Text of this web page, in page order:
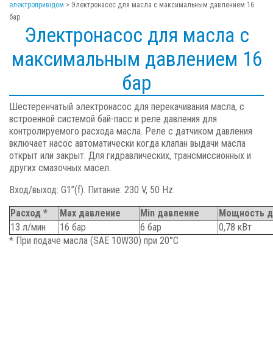
електропривідом > Электронасос для масла с максимальным давлением 16
бар
Электронасос для масла с
максимальным давлением 16
бар
Шестеренчатый электронасос для перекачивания масла, с
встроенной системой бай-пасс и реле давления для
контролируемого расхода масла. Реле с датчиком давления
включает насос автоматически когда клапан выдачи масла
открыт или закрыт. Для гидравлических, трансмиссионных и
других смазочных масел.
Вход/выход: G1”(f). Питание: 230 V, 50 Hz.
Расход *
Max давление Min давление
Мощность
13 л/мин
16 бар 6 бар
0,78 кВт
* При подаче масла (SAE 10W30) при 20°C